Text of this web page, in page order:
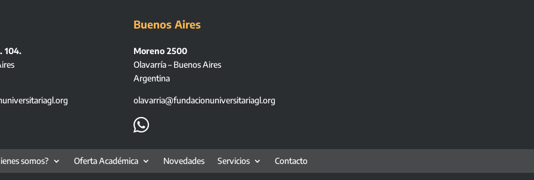
104.
Buenos Aires
Moreno 2500
Olavarría – Buenos Aires
Argentina
olavarria@fundacionuniversitariagl.org

somos? Oferta Académica Novedades Servicios Contacto